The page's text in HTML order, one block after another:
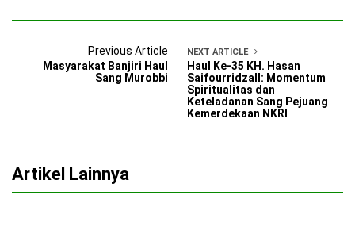
Previous Article
Masyarakat Banjiri Haul
Sang Murobbi
NEXT ARTICLE
Haul Ke-35 KH. Hasan
Saifourridzall: Momentum
Spiritualitas dan
Keteladanan Sang Pejuang
Kemerdekaan NKRI
Artikel Lainnya